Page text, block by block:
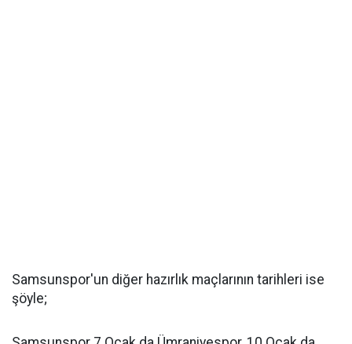
Samsunspor'un diğer hazırlık maçlarının tarihleri ise
şöyle;